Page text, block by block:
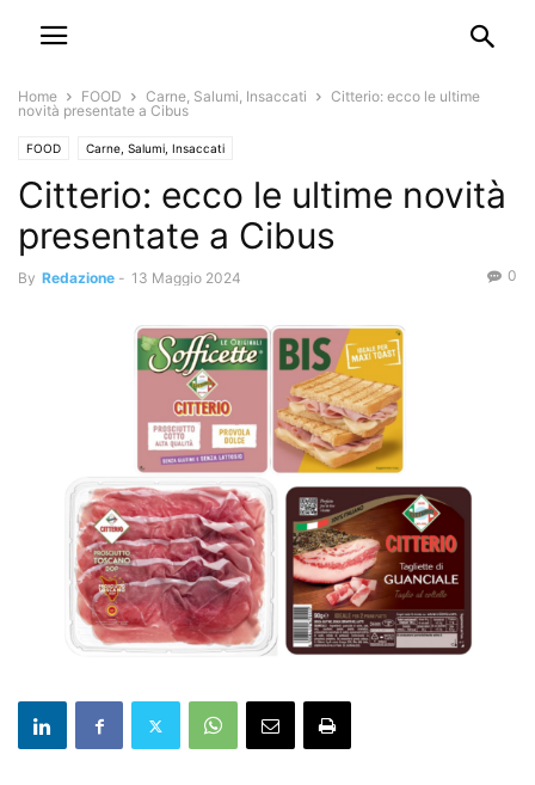
Home FOOD Carne, Salumi, Insaccati
Citterio: ecco le ultime
novità presentate a Cibus
FOOD Carne, Salumi, Insaccati
Citterio: ecco le ultime novità
presentate a Cibus
By Redazione - 13 Maggio 2024 0